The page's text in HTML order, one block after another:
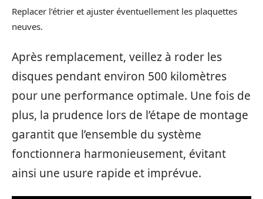
Replacer l’étrier et ajuster éventuellement les plaquettes
neuves.
Après remplacement, veillez à roder les
disques pendant environ 500 kilomètres
pour une performance optimale. Une fois de
plus, la prudence lors de l’étape de montage
garantit que l’ensemble du système
fonctionnera harmonieusement, évitant
ainsi une usure rapide et imprévue.